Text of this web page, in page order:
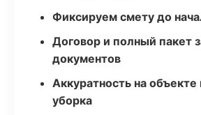
Фиксируем смету до
Договор и полный пакет
документов
Аккуратность на
уборка